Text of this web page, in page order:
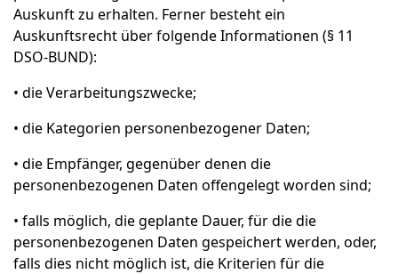
Auskunft zu erhalten. Ferner besteht ein
Auskunftsrecht über folgende Informationen (§ 11
DSO-BUND):
• die Verarbeitungszwecke;
• die Kategorien personenbezogener Daten;
• die Empfänger, gegenüber denen die
personenbezogenen Daten offengelegt worden sind;
• falls möglich, die geplante Dauer, für die die
personenbezogenen Daten gespeichert werden, oder,
falls dies nicht möglich ist, die Kriterien für die